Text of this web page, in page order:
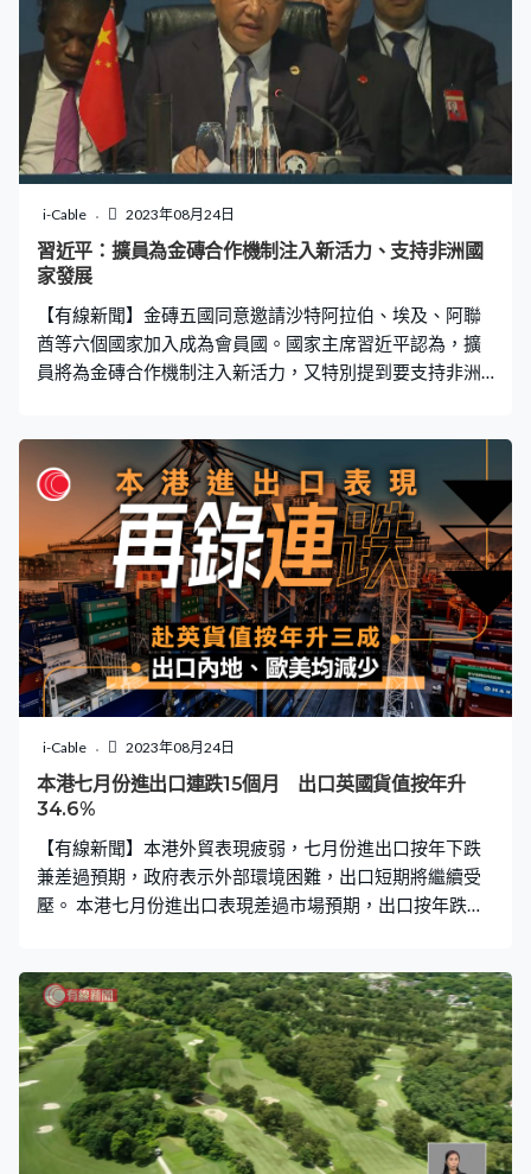
得體，他們是最好的顧客，消費較本地人多，我到處開玩
笑說外國人、「鬼佬」會買兩杯啤酒，只是大概花費百多
元，當然這是一個玩笑，但我會形容內地旅客花費十分瘋
狂。」 蘭桂坊集團向政府提出在這裏舉辦街頭魔術、跳舞
及唱片騎師表演，更會推出餐飲優惠，配合政府發展夜經
濟。財政司司長陳茂波早前說要將香港夜市「搞活搞
旺」，盛智文說像台灣、泰國般舉辦夜市難以帶動經濟及
生意。蘭桂坊集團主席盛智文：「如果香港要辦夜市，要
高檔一點，而不是賣一些廉價貨，因為這不是香港。即使
舉辦夜市，並不能幫助餐廳市道，因為如果我到訪夜市應
再去餐廳。」他認為舉辦大型會議、展覽、藝術
i-Cable 2023年08月24日
習近平：擴員為金磚合作機制注入新活力、支持非洲國
家發展
【有線新聞】金磚五國同意邀請沙特阿拉伯、埃及、阿聯
酋等六個國家加入成為會員國。國家主席習近平認為，擴
員將為金磚合作機制注入新活力，又特別提到要支持非洲
會上宣布，邀請沙特阿拉伯、埃及、阿聯酋、阿根廷、伊
朗和埃塞俄比亞六個國家，正式成為金磚國家新成員。 習
近平祝賀上述國家加入：「這次擴員也是金磚合作的新起
點，將給金磚合作機制注入新活力，進一步壯大世界和平
發展的力量。我相信只要我們齊心協力，金磚合作大有可
為。」 他又指出，金磚國家對世界和平與發展肩負重要責
任，今次會晤金磚五國圍繞當前國際形勢，和金磚國家合
作等問題展開深入交流，達成廣泛共識，並取得豐碩成
果。 習近平之後出席另一會議，特別提到要支持非洲國家
發展：「中國是非洲的可靠朋友，過去十年向非洲提供大
量發展援助。下階段中國將同非洲國家開展更多合作，支
持非洲增強自主發展能力，這包括提供衛星測繪成套數據
產品，實施智慧海關合作夥伴計劃。」 他又提到，會協同
動，積極支持非洲實現可持續發展。
i-Cable 2023年08月24日
本港七月份進出口連跌15個月 出口英國貨值按年升
34.6%
【有線新聞】本港外貿表現疲弱，七月份進出口按年下跌
兼差過預期，政府表示外部環境困難，出口短期將繼續受
壓。 本港七月份進出口表現差過市場預期，出口按年跌
出口英國的貨值最突出，按年升34.6%，出口美國則跌
5.8%，輸往亞洲的貨值按年跌11.6%，其中出口內地的跌
幅達15%，分析預期本港進出口仍需約半年時間才會有好
轉。 星展銀行經濟研究部經濟師謝家曦：「整體而言，現
時香港的進出口表現都不是太理想，要視乎究竟美國或歐
洲何時開始減息或者起碼暫停加息，才真的有一個好轉情
況出現。預期美國已經停止加息，中國內地又可以減息去